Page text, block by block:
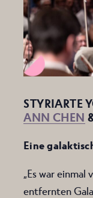
STYRIARTE
ANN CHEN
Eine
„Es war
entfernten